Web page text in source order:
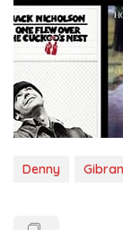
Denny Gibran